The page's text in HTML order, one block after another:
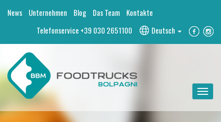
News Unternehmen Blog Das Team
Kontakte
Deutsch
Telefonservice +39 030 2651100
Toggle